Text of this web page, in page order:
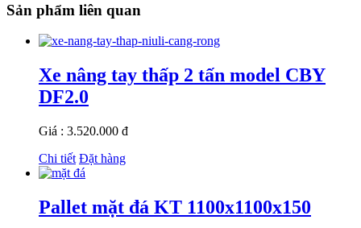
Sản phẩm liên quan
Xe nâng tay thấp 2 tấn model CBY
DF2.0
Giá : 3.520.000 đ
Chi tiết Đặt hàng
Pallet mặt đá KT 1100x1100x150